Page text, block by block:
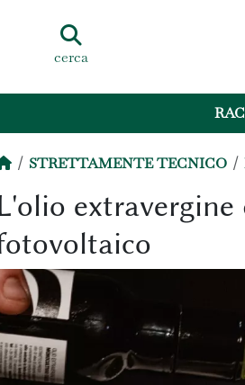
cerca
STRETTAMENTE TECNICO